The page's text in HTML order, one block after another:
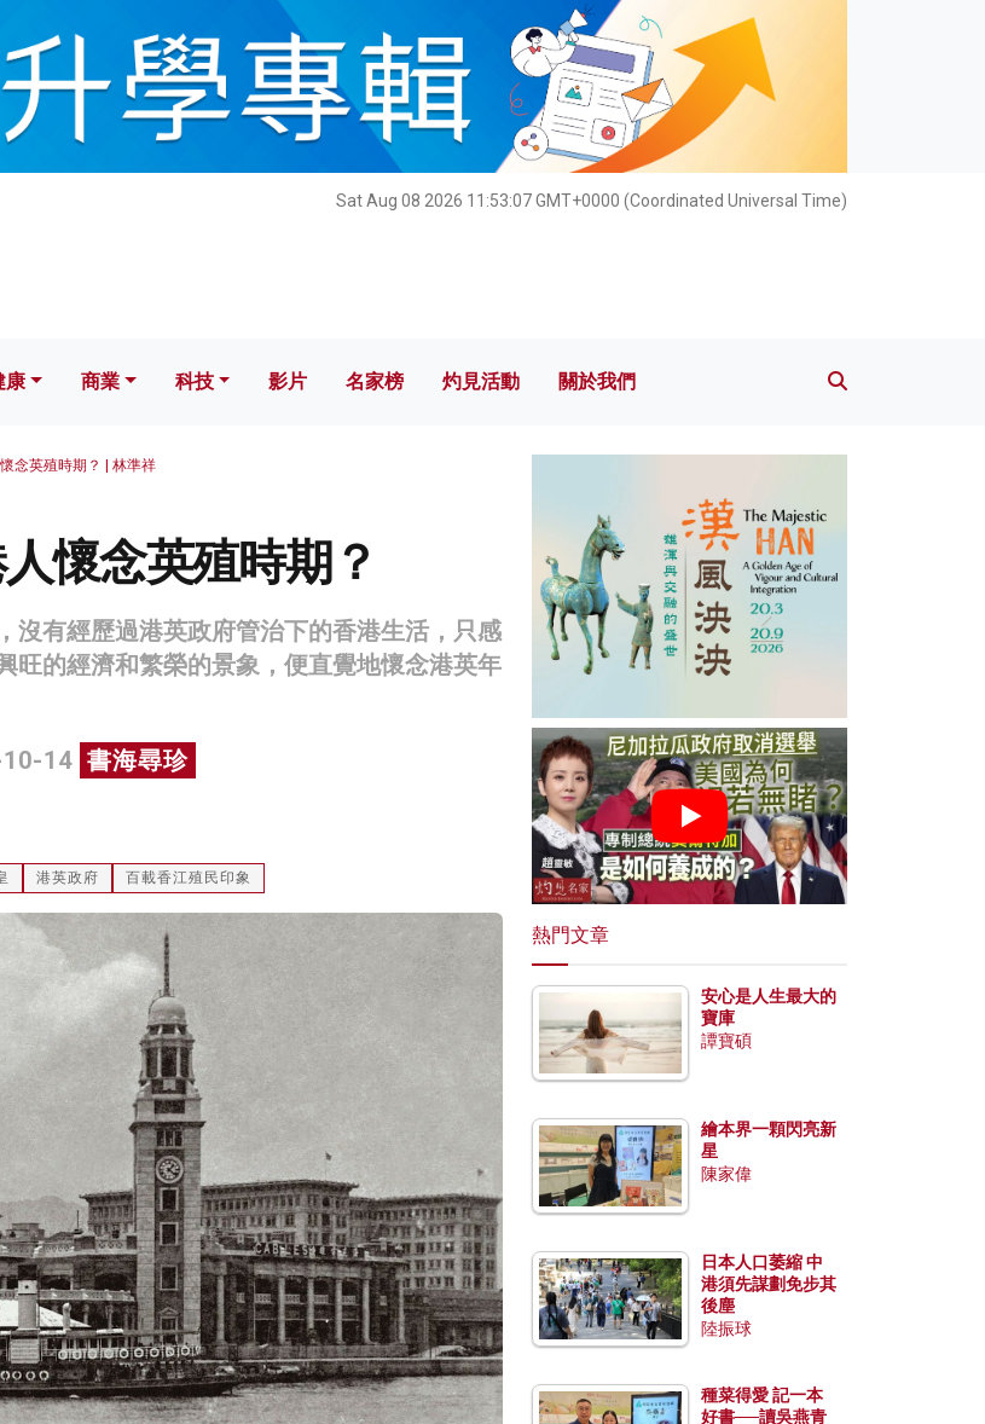
Sat Aug 08 2026 11:53:09 GMT+0000 (Coordinated Universal Time)
科技 影片 名家榜 灼見活動 關於我們
康 商業 科技 影片 名家榜 灼見活動 關於我們
念英殖時期？ | 林準祥
懷念英殖時期？
沒有經歷過港英政府管治下的香港生活，只感
旺的經濟和繁榮的景象，便直覺地懷念港英年
14 書海尋珍
港英政府 百載香江殖民印象
熱門文章
安心是人生最大的
寶庫
譚寶碩
繪本界一顆閃亮新
星
陳家偉
日本人口萎縮 中
港須先謀劃免步其
後塵
陸振球
種菜得愛 記一本
好書──讀吳燕青